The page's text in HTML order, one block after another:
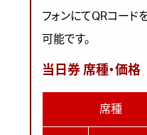
フォンにてQRコー
可能です。
当日券 席種・価格
席種